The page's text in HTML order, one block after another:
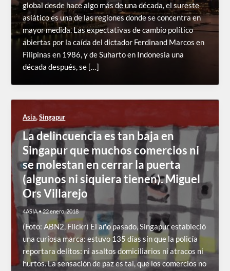
global desde hace algo más de una década, el sureste
asiático es una de las regiones donde se concentra en
mayor medida. Las expectativas de cambio político
abiertas por la caída del dictador Ferdinand Marcos en
Filipinas en 1986, y de Suharto en Indonesia una
década después, se […]
Asia,Singapur
La delincuencia es tan baja en
Singapur que muchos comercios ni
se molestan en cerrar la puerta
(algunos ni siquiera tienen). Miguel
Ors Villarejo
4ASIA•22 enero, 2018
(Foto: ABN2, Flickr) El año pasado, Singapur estableció
una curiosa marca: estuvo 135 días sin que la policía
reportara delitos: ni asaltos domiciliarios ni atracos ni
hurtos. La sensación de paz es tal, que los comercios no